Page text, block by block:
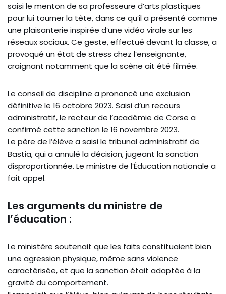
saisi le menton de sa professeure d’arts plastiques
pour lui tourner la tête, dans ce qu’il a présenté comme
une plaisanterie inspirée d’une vidéo virale sur les
réseaux sociaux. Ce geste, effectué devant la classe, a
provoqué un état de stress chez l’enseignante,
craignant notamment que la scène ait été filmée.
Le conseil de discipline a prononcé une exclusion
définitive le 16 octobre 2023. Saisi d’un recours
administratif, le recteur de l’académie de Corse a
confirmé cette sanction le 16 novembre 2023.
Le père de l’élève a saisi le tribunal administratif de
Bastia, qui a annulé la décision, jugeant la sanction
disproportionnée. Le ministre de l’Éducation nationale a
fait appel.
Les arguments du ministre de
l’éducation :
Le ministère soutenait que les faits constituaient bien
une agression physique, même sans violence
caractérisée, et que la sanction était adaptée à la
gravité du comportement.